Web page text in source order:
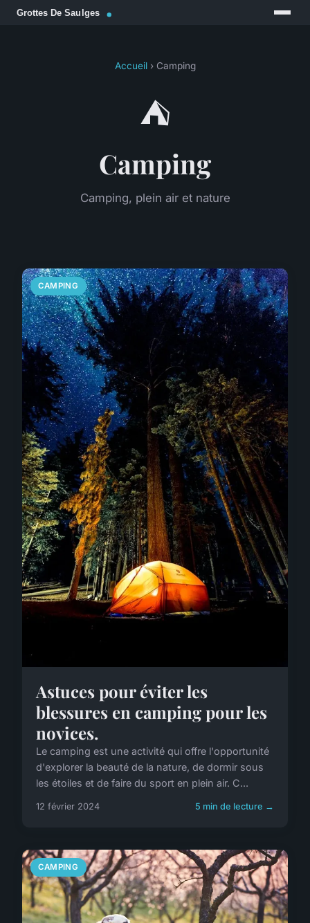
Accueil› Camping
⛺
Camping
Camping, plein air et nature
CAMPING
Astuces pour éviter les
blessures en camping pour les
novices.
Le camping est une activité qui offre l'opportunité
d'explorer la beauté de la nature, de dormir sous
les étoiles et de faire du sport en plein air. C...
12 février 2024 5 min de lecture →
CAMPING